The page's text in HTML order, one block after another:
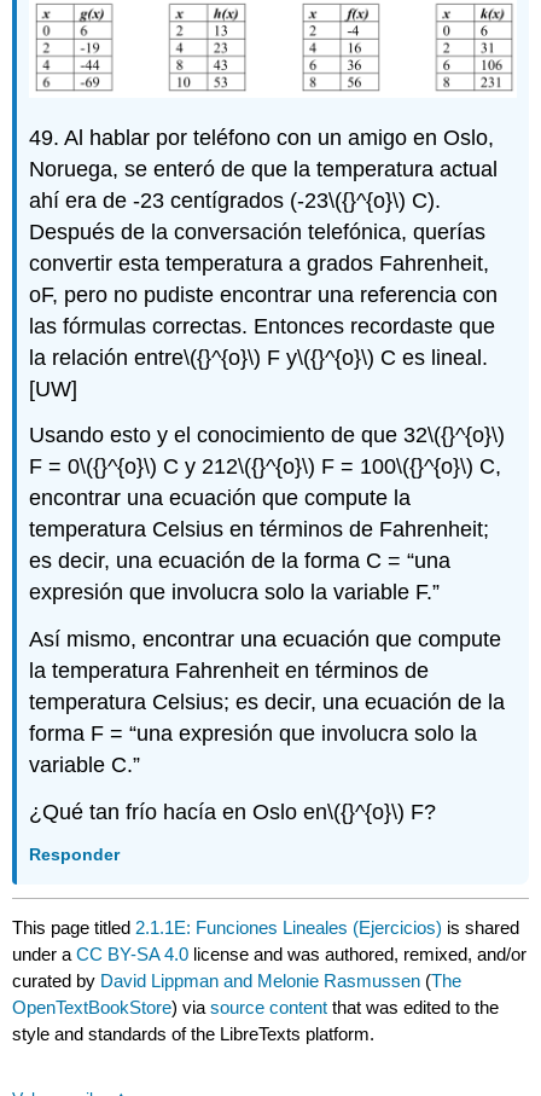
49. Al hablar por teléfono con un amigo en Oslo,
Noruega, se enteró de que la temperatura actual
ahí era de -23 centígrados (-23\({}^{o}\) C).
Después de la conversación telefónica, querías
convertir esta temperatura a grados Fahrenheit,
oF, pero no pudiste encontrar una referencia con
las fórmulas correctas. Entonces recordaste que
la relación entre\({}^{o}\) F y\({}^{o}\) C es lineal.
[UW]
Usando esto y el conocimiento de que 32\({}^{o}\)
F = 0\({}^{o}\) C y 212\({}^{o}\) F = 100\({}^{o}\) C,
encontrar una ecuación que compute la
temperatura Celsius en términos de Fahrenheit;
es decir, una ecuación de la forma C = “una
expresión que involucra solo la variable F.”
Así mismo, encontrar una ecuación que compute
la temperatura Fahrenheit en términos de
temperatura Celsius; es decir, una ecuación de la
forma F = “una expresión que involucra solo la
variable C.”
¿Qué tan frío hacía en Oslo en\({}^{o}\) F?
Responder
This page titled 2.1.1E: Funciones Lineales (Ejercicios) is shared
under aCC BY-SA 4.0 license and was authored, remixed, and/or
curated by David Lippman and Melonie Rasmussen (The
OpenTextBookStore) viasource content that was edited to the
style and standards of the LibreTexts platform.